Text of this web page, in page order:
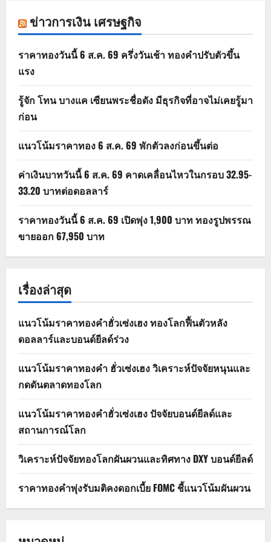
ข่าวการเงิน เศรษฐกิจ
ราคาทองวันนี้ 6 ส.ค. 69 ครึ่งวันเช้า ทองคำปรับตัวขึ้น
แรง
รู้จัก โทน บางแค เซียนพระชื่อดัง มีธุรกิจที่อาจไม่เคยรู้มา
ก่อน
แนวโน้มราคาทอง 6 ส.ค. 69 พักตัวลงก่อนขึ้นต่อ
ค่าเงินบาทวันนี้ 6 ส.ค. 69 คาดเคลื่อนไหวในกรอบ 32.95-
33.20 บาทต่อดอลลาร์
ราคาทองวันนี้ 6 ส.ค. 69 เปิดพุ่ง 1,900 บาท ทองรูปพรรณ
ขายออก 67,950 บาท
เรื่องล่าสุด
แนวโน้มราคาทองคำฮั่วเซ่งเฮง ทองโลกฟื้นตัวหลัง
ดอลลาร์และบอนด์ยีลด์ร่วง
แนวโน้มราคาทองคำ ฮั่วเซ่งเฮง วิเคราะห์ปัจจัยหนุนและ
กดดันตลาดทองโลก
แนวโน้มราคาทองคำฮั่วเซ่งเฮง ปัจจัยบอนด์ยีลด์และ
สถานการณ์โลก
วิเคราะห์ปัจจัยทองโลกผันผวนและทิศทาง DXY บอนด์ยีลด์
ราคาทองคำพุ่งรับมติคงดอกเบี้ย FOMC ชี้แนวโน้มผันผวน